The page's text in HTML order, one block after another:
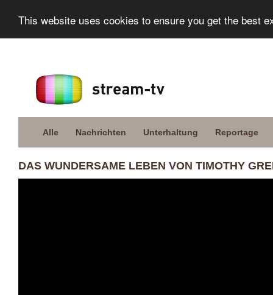
This website uses cookies to ensure you get the best
Alle Nachrichten Unterhaltung Reportage
DAS WUNDERSAME LEBEN VON TIMOTHY